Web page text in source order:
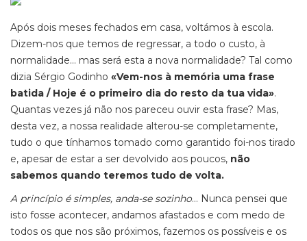
Após dois meses fechados em casa, voltámos à escola.
Dizem-nos que temos de regressar, a todo o custo, à
normalidade… mas será esta a nova normalidade? Tal como
dizia Sérgio Godinho «Vem-nos à memória uma frase
batida / Hoje é o primeiro dia do resto da tua vida».
Quantas vezes já não nos pareceu ouvir esta frase? Mas,
desta vez, a nossa realidade alterou-se completamente,
tudo o que tínhamos tomado como garantido foi-nos tirado
e, apesar de estar a ser devolvido aos poucos, não
sabemos quando teremos tudo de volta.
A princípio é simples, anda-se sozinho… Nunca pensei que
isto fosse acontecer, andamos afastados e com medo de
todos os que nos são próximos, fazemos os possíveis e os